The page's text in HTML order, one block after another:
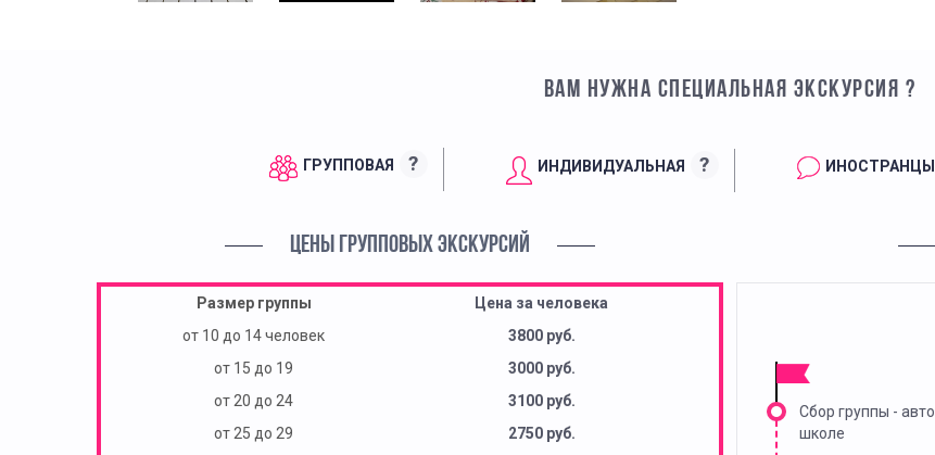
ВАМ НУЖНА СПЕЦИАЛЬНАЯ ЭКСКУРСИЯ ?
ГРУППОВАЯ ? ИНДИВИДУАЛЬНАЯ ? ИНОСТРАНЦЫ
ЦЕНЫ ГРУППОВЫХ ЭКСКУРСИЙ
Размер группы
Цена за человека
от 10 до 14 человек
3800 руб.
от 15 до 19
3000 руб.
от 20 до 24
3100 руб.
от 25 до 29
2750 руб.
Сбор группы -
школе